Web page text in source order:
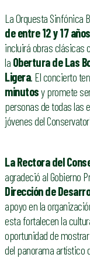
La Orquesta Sinfónica
de entre 12 y 17 años
incluirá obras clásicas
la Obertura de Las
Ligera. El concierto
minutosy promete
personas de todas las
jóvenes del
La Rectora del
agradeció al Gobierno
Dirección de
apoyo en la
esta fortalecen la
oportunidad de
del panorama artístico